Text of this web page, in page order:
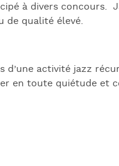
à divers concours.
de qualité élevé.
d’une activité jazz
en toute quiétude et